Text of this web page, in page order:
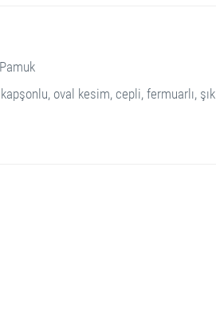
oval kesim, cepli, fermuarlı, şık